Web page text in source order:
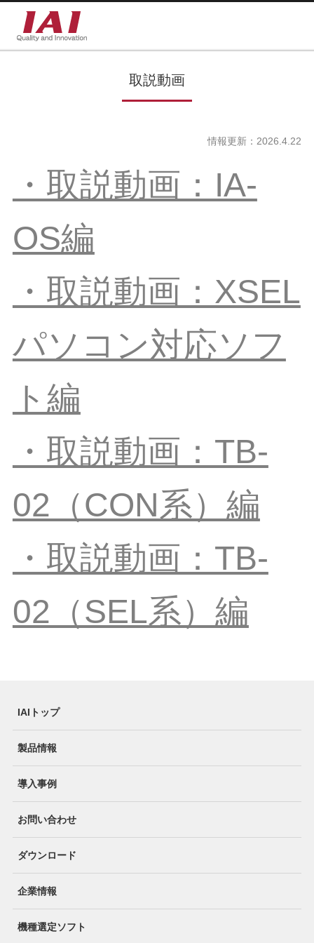
取説動画
情報更新：2026.4.22
・取説動画：IA-
OS編
・取説動画：XSEL
パソコン対応ソフ
ト編
・取説動画：TB-
02（CON系）編
・取説動画：TB-
02（SEL系）編
IAIトップ
製品情報
導入事例
お問い合わせ
ダウンロード
企業情報
機種選定ソフト